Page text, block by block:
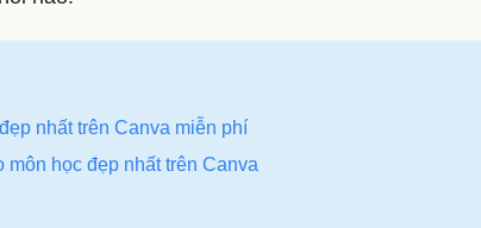
nhất trên Canva miễn phí
học đẹp nhất trên Canva